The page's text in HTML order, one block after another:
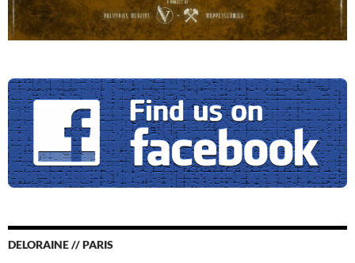
DELORAINE // PARIS